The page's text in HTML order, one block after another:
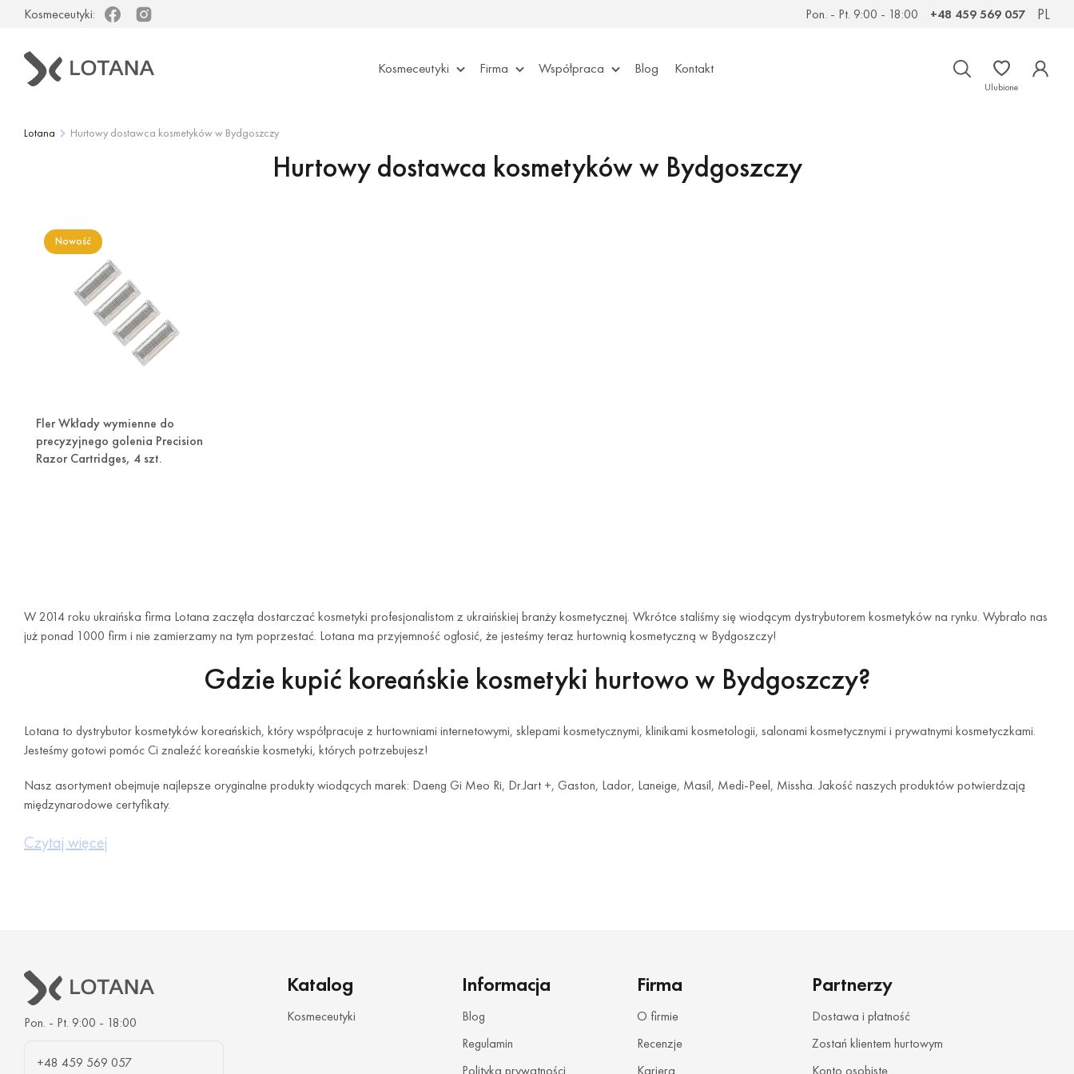
Kosmeceutyki: FacebookInstagram Pon. - Pt. 9:00 - 18:00 +48 459 569 057 PL
Kosmeceutyki Firma Współpraca Blog Kontakt
Ulubione
Lotana Hurtowy dostawca kosmetyków w Bydgoszczy
Hurtowy dostawca kosmetyków w Bydgoszczy
Nowość
Fler Wkłady wymienne do
precyzyjnego golenia Precision
Razor Cartridges, 4 szt.
W 2014 roku ukraińska firma Lotana zaczęła dostarczać kosmetyki profesjonalistom z ukraińskiej branży kosmetycznej. Wkrótce staliśmy się wiodącym dystrybutorem kosmetyków na rynku. Wybrało nas
już ponad 1000 firm i nie zamierzamy na tym poprzestać. Lotana ma przyjemność ogłosić, że jesteśmy teraz hurtownią kosmetyczną w Bydgoszczy!
Gdzie kupić koreańskie kosmetyki hurtowo w Bydgoszczy?
Lotana to dystrybutor kosmetyków koreańskich, który współpracuje z hurtowniami internetowymi, sklepami kosmetycznymi, klinikami kosmetologii, salonami kosmetycznymi i prywatnymi kosmetyczkami.
Jesteśmy gotowi pomóc Ci znaleźć koreańskie kosmetyki, których potrzebujesz!
Nasz asortyment obejmuje najlepsze oryginalne produkty wiodących marek: Daeng Gi Meo Ri, Dr.Jart +, Gaston, Lador, Laneige, Masil, Medi-Peel, Missha. Jakość naszych produktów potwierdzają
międzynarodowe certyfikaty.
Lotana zawsze dąży do uzupełnienia naszego asortymentu o wysokiej jakości nowości, dzięki czemu masz możliwość pracy z różnorodnymi produktami. Prowadzimy również sprzedaż hurtową
wyboru pożądanej ilości towaru w bardzo korzystnych cenach.
Jesteśmy otwarci na współpracę i zapewniamy naszym partnerom pełne wsparcie informacyjne oraz szkolenia z zakresu koreańskich kosmetyków dla biznesu. Lotana daje możliwość zamawiania
kosmetyków zarówno w małych, jak i dużych ilościach na korzystnych warunkach.
Czytaj więcej
Pon. - Pt. 9:00 - 18:00
+48 459 569 057
Katalog
Kosmeceutyki
Informacja
Blog
Regulamin
Polityka prywatności
Firma
O firmie
Recenzje
Kariera
Partnerzy
Dostawa i płatność
Zostań klientem hurtowym
Konto osobiste